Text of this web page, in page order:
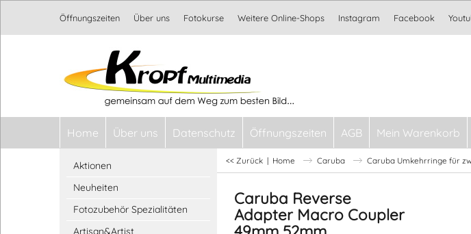
Öffnungszeiten Über uns Fotokurse Weitere Online-Shops Instagram Facebook
Home Über uns Datenschutz Öffnungszeiten AGB Mein Warenkorb
Aktionen
Neuheiten
Fotozubehör Spezialitäten
Artisan&Artist
<< Zurück | Home Caruba Caruba Umkehrringe für
Caruba Reverse
Adapter Macro Coupler